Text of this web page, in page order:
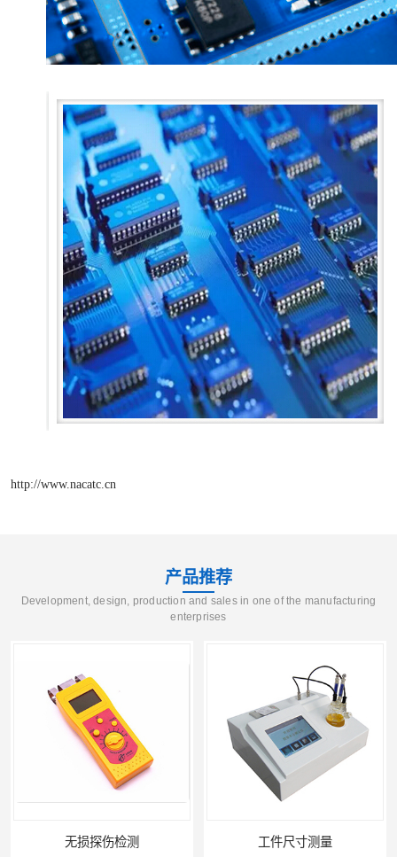
http://www.nacatc.cn
产品推荐
Development, design, production and sales in one of the manufacturing
enterprises
工件尺寸测量